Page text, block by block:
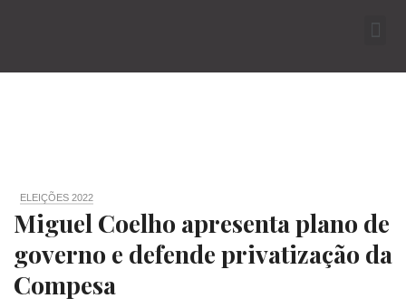
ELEIÇÕES 2022
Miguel Coelho apresenta plano de
governo e defende privatização da
Compesa